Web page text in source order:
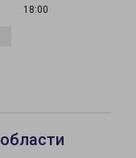
18:00